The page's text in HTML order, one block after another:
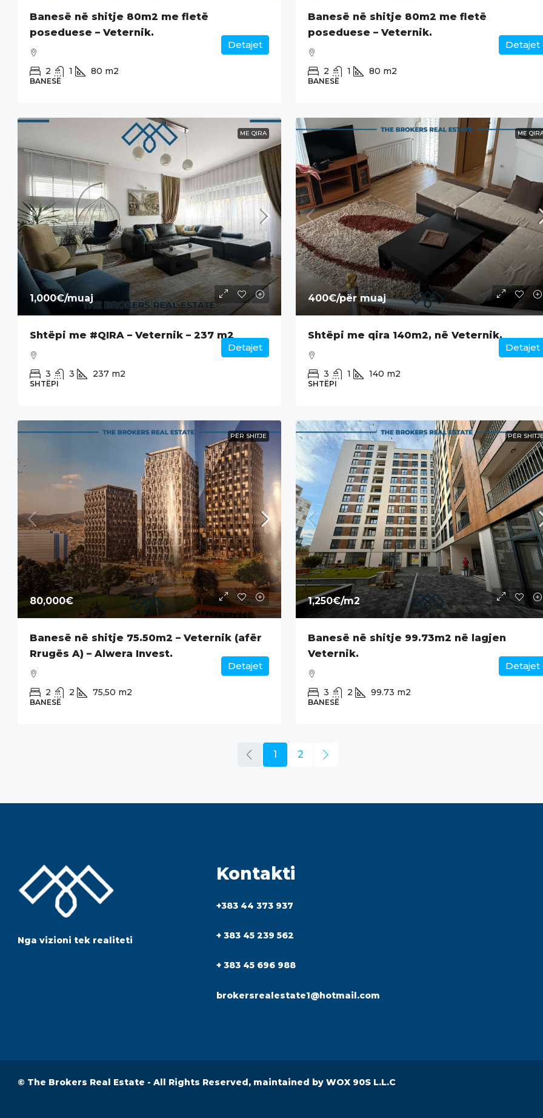
Banesë në shitje 80m2 me fletë
poseduese – Veternik.
2 1 80 m2
BANESË
Detajet
Banesë në shitje 80m2 me fletë
poseduese – Veternik.
2 1 80 m2
BANESË
Detajet
ME QIRA
1,000€/muaj
Shtëpi me #QIRA – Veternik – 237 m2
3 3 237 m2
SHTËPI
Detajet
ME
400€/për muaj
Shtëpi me qira 140m2, në Veternik.
3 1 140 m2
SHTËPI
Detajet
PËR SHITJE
80,000€
Banesë në shitje 75.50m2 – Veternik (afër
Rrugës A) – Alwera Invest.
2 2 75,50 m2
BANESË
Detajet
PËR
1,250€/m2
Banesë në shitje 99.73m2 në lagjen
Veternik.
3 2 99.73 m2
BANESË
Detajet
1 2
Nga vizioni tek realiteti
Kontakti
+383 44 373 937
+ 383 45 239 562
+ 383 45 696 988
brokersrealestate1@hotmail.com
© The Brokers Real Estate - All Rights Reserved, maintained by WOX 90S L.L.C